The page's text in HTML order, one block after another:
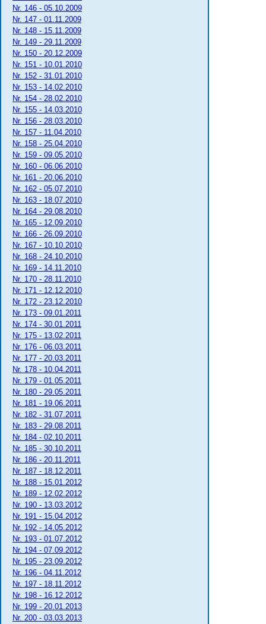
Nr. 146 - 05.10.2009
Nr. 147 - 01.11.2009
Nr. 148 - 15.11.2009
Nr. 149 - 29.11.2009
Nr. 150 - 20.12.2009
Nr. 151 - 10.01.2010
Nr. 152 - 31.01.2010
Nr. 153 - 14.02.2010
Nr. 154 - 28.02.2010
Nr. 155 - 14.03.2010
Nr. 156 - 28.03.2010
Nr. 157 - 11.04.2010
Nr. 158 - 25.04.2010
Nr. 159 - 09.05.2010
Nr. 160 - 06.06.2010
Nr. 161 - 20.06.2010
Nr. 162 - 05.07.2010
Nr. 163 - 18.07.2010
Nr. 164 - 29.08.2010
Nr. 165 - 12.09.2010
Nr. 166 - 26.09.2010
Nr. 167 - 10.10.2010
Nr. 168 - 24.10.2010
Nr. 169 - 14.11.2010
Nr. 170 - 28.11.2010
Nr. 171 - 12.12.2010
Nr. 172 - 23.12.2010
Nr. 173 - 09.01.2011
Nr. 174 - 30.01.2011
Nr. 175 - 13.02.2011
Nr. 176 - 06.03.2011
Nr. 177 - 20.03.2011
Nr. 178 - 10.04.2011
Nr. 179 - 01.05.2011
Nr. 180 - 29.05.2011
Nr. 181 - 19.06.2011
Nr. 182 - 31.07.2011
Nr. 183 - 29.08.2011
Nr. 184 - 02.10.2011
Nr. 185 - 30.10.2011
Nr. 186 - 20.11.2011
Nr. 187 - 18.12.2011
Nr. 188 - 15.01.2012
Nr. 189 - 12.02.2012
Nr. 190 - 13.03.2012
Nr. 191 - 15.04.2012
Nr. 192 - 14.05.2012
Nr. 193 - 01.07.2012
Nr. 194 - 07.09.2012
Nr. 195 - 23.09.2012
Nr. 196 - 04.11.2012
Nr. 197 - 18.11.2012
Nr. 198 - 16.12.2012
Nr. 199 - 20.01.2013
Nr. 200 - 03.03.2013